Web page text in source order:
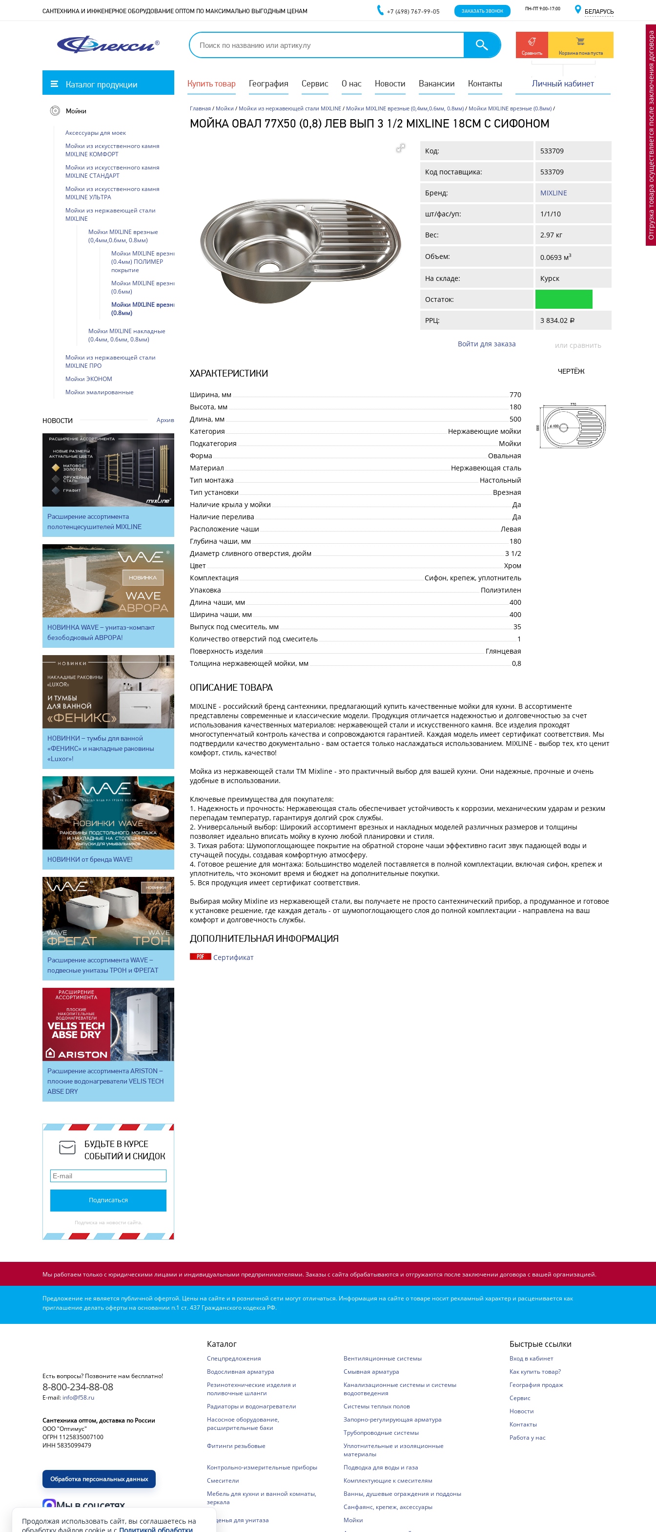
Каталог продукции Купить товар География Сервис О нас Новости Вакансии Контакты Личный кабинет
САНТЕХНИКА И ИНЖЕНЕРНОЕ ОБОРУДОВАНИЕ ОПТОМ ПО МАКСИМАЛЬНО ВЫГОДНЫМ ЦЕНАМ +7 (498) 767-99-05 ЗАКАЗАТЬ ЗВОНОК ПН-ПТ 9:00-17:00 БЕЛАРУСЬ
Сравнить Корзина пока пуста
Главная / Мойки / Мойки из нержавеющей стали MIXLINE / Мойки MIXLINE врезные (0,4мм,0.6мм, 0.8мм) / Мойки MIXLINE врезные (0.8мм) /
МОЙКА ОВАЛ 77Х50 (0,8) ЛЕВ ВЫП 3 1/2 MIXLINE 18СМ С СИФОНОМ
Код: 533709
Код поставщика: 533709
Бренд: MIXLINE
шт/фас/уп: 1/1/10
Вес: 2.97 кг
Объем: 0.0693 м3
На складе: Курск
Остаток:
РРЦ: 3 834.02 a
Войти для заказа или сравнить
ХАРАКТЕРИСТИКИ
Ширина, мм
770
Высота, мм
180
Длина, мм
500
Категория
Нержавеющие мойки
Подкатегория
Мойки
Форма
Овальная
Материал
Нержавеющая сталь
Тип монтажа
Настольный
Тип установки
Врезная
Наличие крыла у мойки
Да
Наличие перелива
Да
Расположение чаши
Левая
Глубина чаши, мм
180
Диаметр сливного отверстия, дюйм
3 1/2
Цвет
Хром
Комплектация
Сифон, крепеж, уплотнитель
Упаковка
Полиэтилен
Длина чаши, мм
400
Ширина чаши, мм
400
Выпуск под смеситель, мм
35
Количество отверстий под смеситель
1
Поверхность изделия
Глянцевая
Толщина нержавеющей мойки, мм
0,8
ЧЕРТЁЖ
ОПИСАНИЕ ТОВАРА
MIXLINE - российский бренд сантехники, предлагающий купить качественные мойки для кухни. В ассортименте
представлены современные и классические модели. Продукция отличается надежностью и долговечностью за счет
использования качественных материалов: нержавеющей стали и искусственного камня. Все изделия проходят
многоступенчатый контроль качества и сопровождаются гарантией. Каждая модель имеет сертификат соответствия. Мы
подтвердили качество документально - вам остается только наслаждаться использованием. MIXLINE - выбор тех, кто ценит
комфорт, стиль, качество!
Мойка из нержавеющей стали ТМ Mixline - это практичный выбор для вашей кухни. Они надежные, прочные и очень
удобные в использовании.
Ключевые преимущества для покупателя:
1. Надежность и прочность: Нержавеющая сталь обеспечивает устойчивость к коррозии, механическим ударам и резким
перепадам температур, гарантируя долгий срок службы.
2. Универсальный выбор: Широкий ассортимент врезных и накладных моделей различных размеров и толщины
позволяет идеально вписать мойку в кухню любой планировки и стиля.
3. Тихая работа: Шумопоглощающее покрытие на обратной стороне чаши эффективно гасит звук падающей воды и
стучащей посуды, создавая комфортную атмосферу.
4. Готовое решение для монтажа: Большинство моделей поставляется в полной комплектации, включая сифон, крепеж и
уплотнитель, что экономит время и бюджет на дополнительные покупки.
5. Вся продукция имеет сертификат соответствия.
Выбирая мойку Mixline из нержавеющей стали, вы получаете не просто сантехнический прибор, а продуманное и готовое
к установке решение, где каждая деталь - от шумопоглощающего слоя до полной комплектации - направлена на ваш
комфорт и долговечность службы.
ДОПОЛНИТЕЛЬНАЯ ИНФОРМАЦИЯ
Сертификат
Мойки
Аксессуары для моек
Мойки из искусственного камня
MIXLINE КОМФОРТ
Мойки из искусственного камня
MIXLINE СТАНДАРТ
Мойки из искусственного камня
MIXLINE УЛЬТРА
Мойки из нержавеющей стали
MIXLINE
Мойки MIXLINE врезные
(0,4мм,0.6мм, 0.8мм)
Мойки MIXLINE врезные
(0.4мм) ПОЛИМЕР
покрытие
Мойки MIXLINE врезные
(0.6мм)
Мойки MIXLINE врезные
(0.8мм)
Мойки MIXLINE накладные
(0.4мм, 0.6мм, 0.8мм)
Мойки из нержавеющей стали
MIXLINE ПРО
Мойки ЭКОНОМ
Мойки эмалированные
НОВОСТИ Архив
Расширение ассортимента
полотенцесушителей MIXLINE
НОВИНКА WAVE – унитаз-компакт
безободковый АВРОРА!
НОВИНКИ – тумбы для ванной
«ФЕНИКС» и накладные раковины
«Luxor»!
НОВИНКИ от бренда WAVE!
Расширение ассортимента WAVE –
подвесные унитазы ТРОН и ФРЕГАТ
Расширение ассортимента ARISTON –
плоские водонагреватели VELIS TECH
ABSE DRY
БУДЬТЕ В КУРСЕ
СОБЫТИЙ И СКИДОК
Подписаться
Подписка на новости сайта.
Мы работаем только с юридическими лицами и индивидуальными предпринимателями. Заказы с сайта обрабатываются и отгружаются после заключении договора с вашей организацией.
Предложение не является публичной офертой. Цены на сайте и в розничной сети могут отличаться. Информация на сайте о товаре носит рекламный характер и расценивается как
приглашение делать оферты на основании п.1 ст. 437 Гражданского кодекса РФ.
Есть вопросы? Позвоните нам бесплатно!
8-800-234-88-08
E-mail: info@f58.ru
Сантехника оптом, доставка по России
ООО "Оптимус"
ОГРН 1125835007100
ИНН 5835099479
Обработка персональных данных
Мы в соцсетях
Разработка и продвижение сайта—
Каталог
Спецпредложения
Вентиляционные системы
Водосливная арматура
Смывная арматура
Резинотехнические изделия и
поливочные шланги
Канализационные системы и системы
водоотведения
Радиаторы и водонагреватели
Системы теплых полов
Насосное оборудование,
расширительные баки
Запорно-регулирующая арматура
Трубопроводные системы
Фитинги резьбовые
Уплотнительные и изоляционные
материалы
Контрольно-измерительные приборы
Подводка для воды и газа
Смесители
Комплектующие к смесителям
Мебель для кухни и ванной комнаты,
зеркала
Ванны, душевые ограждения и поддоны
Санфаянс, крепеж, аксессуары
Сиденья для унитаза
Мойки
Быстрые ссылки
Вход в кабинет
Как купить товар?
География продаж
Сервис
Новости
Контакты
Работа у нас
Отгрузка товара осуществляется после заключения договора
Продолжая использовать сайт, вы соглашаетесь на